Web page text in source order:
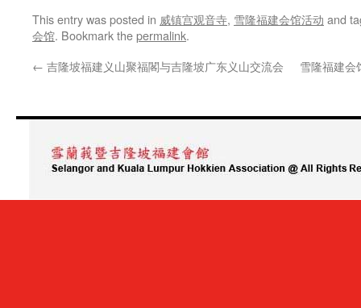
This entry was posted in 威镇宫观音寺, 雪隆福建会馆活动 and
会馆. Bookmark thepermalink.
← 吉隆坡福建义山聚福閣与吉隆坡广东义山交流会 雪隆福建会